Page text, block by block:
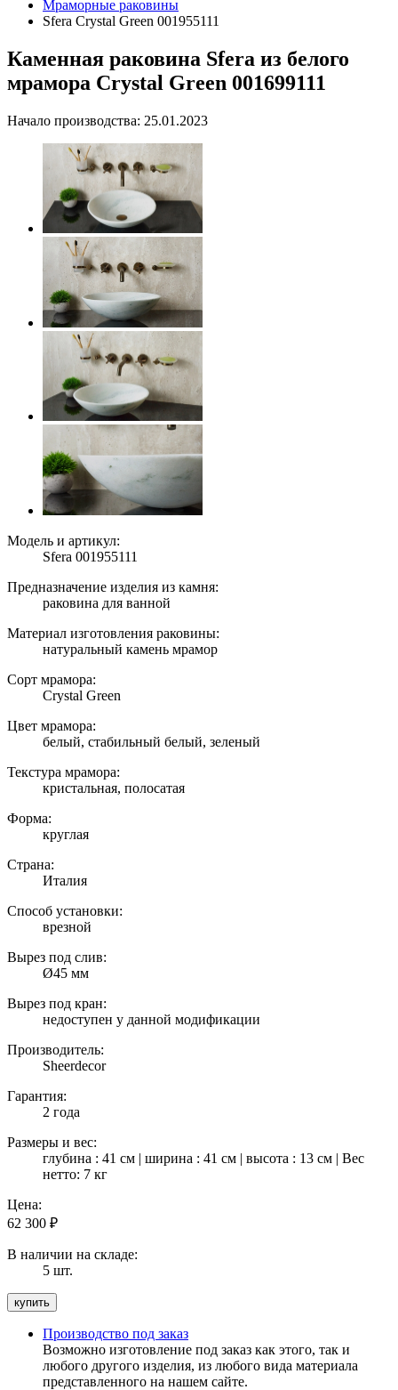
Мраморные раковины
Sfera Crystal Green 001955111
Каменная раковина Sfera из белого
мрамора Crystal Green 001699111
Начало производства: 25.01.2023
Модель и артикул:
Sfera 001955111
Предназначение изделия из камня:
раковина для ванной
Материал изготовления раковины:
натуральный камень мрамор
Сорт мрамора:
Crystal Green
Цвет мрамора:
белый, стабильный белый, зеленый
Текстура мрамора:
кристальная, полосатая
Форма:
круглая
Страна:
Италия
Способ установки:
врезной
Вырез под слив:
Ø45 мм
Вырез под кран:
недоступен у данной модификации
Производитель:
Sheerdecor
Гарантия:
2 года
Размеры и вес:
глубина : 41 см | ширина : 41 см | высота : 13 см | Вес
нетто: 7 кг
Цена:
62 300 ₽
В наличии на складе:
5 шт.
Производство под заказ
Возможно изготовление под заказ как этого, так и
любого другого изделия, из любого вида материала
представленного на нашем сайте.